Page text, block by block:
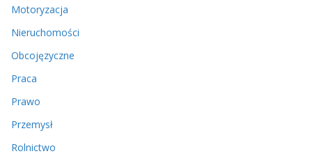
Motoryzacja
Nieruchomości
Obcojęzyczne
Praca
Prawo
Przemysł
Rolnictwo